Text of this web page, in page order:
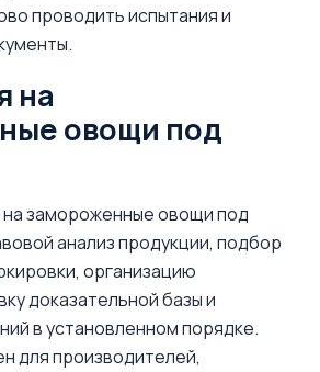
проводить испытания и
на
овощи под
на замороженные овощи под
анализ продукции, подбор
организацию
доказательной базы и
в установленном порядке.
для производителей,